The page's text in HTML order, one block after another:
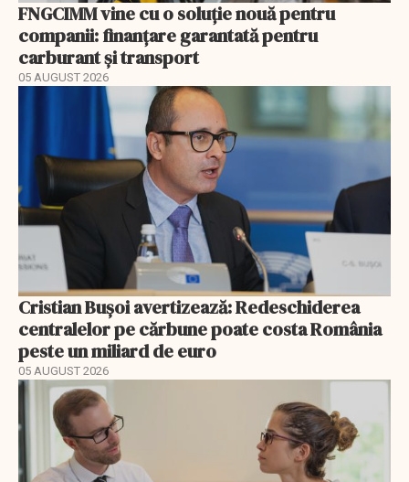
FNGCIMM vine cu o soluție nouă pentru
companii: finanțare garantată pentru
carburant și transport
05 AUGUST 2026
Cristian Bușoi avertizează: Redeschiderea
centralelor pe cărbune poate costa România
peste un miliard de euro
05 AUGUST 2026